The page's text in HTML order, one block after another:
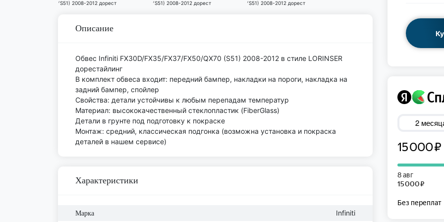
Описание
Обвес Infiniti FX30D/FX35/FX37/FX50/QX70 (S51) 2008-2012 в стиле LORINSER
дорестайлинг
В комплект обвеса входит: передний бампер, накладки на пороги, накладка на
задний бампер, спойлер
Свойства: детали устойчивы к любым перепадам температур
Материал: высококачественный стеклопластик (FiberGlass)
Детали в грунте под подготовку к покраске
Монтаж: средний, классическая подгонка (возможна установка и покраска
деталей в нашем сервисе)
Характеристики
Марка Infiniti